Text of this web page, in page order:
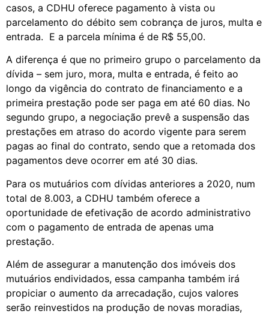
casos, a CDHU oferece pagamento à vista ou
parcelamento do débito sem cobrança de juros, multa e
entrada. E a parcela mínima é de R$ 55,00.
A diferença é que no primeiro grupo o parcelamento da
dívida – sem juro, mora, multa e entrada, é feito ao
longo da vigência do contrato de financiamento e a
primeira prestação pode ser paga em até 60 dias. No
segundo grupo, a negociação prevê a suspensão das
prestações em atraso do acordo vigente para serem
pagas ao final do contrato, sendo que a retomada dos
pagamentos deve ocorrer em até 30 dias.
Para os mutuários com dívidas anteriores a 2020, num
total de 8.003, a CDHU também oferece a
oportunidade de efetivação de acordo administrativo
com o pagamento de entrada de apenas uma
prestação.
Além de assegurar a manutenção dos imóveis dos
mutuários endividados, essa campanha também irá
propiciar o aumento da arrecadação, cujos valores
serão reinvestidos na produção de novas moradias,